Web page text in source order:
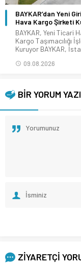
BAYKAR’dan Yeni
Hava Kargo Şirketi
BAYKAR, Yeni Ticari
Kargo Taşımacılığı
Kuruyor BAYKAR,
09.08.2026
BİR YORUM
ZİYARETÇİ